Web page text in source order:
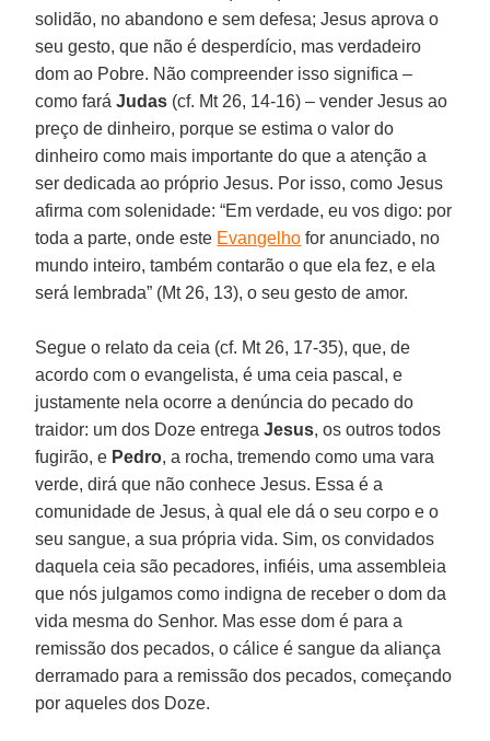
solidão, no abandono e sem defesa; Jesus aprova o
seu gesto, que não é desperdício, mas verdadeiro
dom ao Pobre. Não compreender isso significa –
como faráJudas (cf. Mt 26, 14-16) – vender Jesus ao
preço de dinheiro, porque se estima o valor do
dinheiro como mais importante do que a atenção a
ser dedicada ao próprio Jesus. Por isso, como Jesus
afirma com solenidade: “Em verdade, eu vos digo: por
toda a parte, onde este Evangelho for anunciado, no
mundo inteiro, também contarão o que ela fez, e ela
será lembrada” (Mt 26, 13), o seu gesto de amor.
Segue o relato da ceia (cf. Mt 26, 17-35), que, de
acordo com o evangelista, é uma ceia pascal, e
justamente nela ocorre a denúncia do pecado do
traidor: um dos Doze entregaJesus, os outros todos
fugirão, e Pedro, a rocha, tremendo como uma vara
verde, dirá que não conhece Jesus. Essa é a
comunidade de Jesus, à qual ele dá o seu corpo e o
seu sangue, a sua própria vida. Sim, os convidados
daquela ceia são pecadores, infiéis, uma assembleia
que nós julgamos como indigna de receber o dom da
vida mesma do Senhor. Mas esse dom é para a
remissão dos pecados, o cálice é sangue da aliança
derramado para a remissão dos pecados, começando
por aqueles dos Doze.